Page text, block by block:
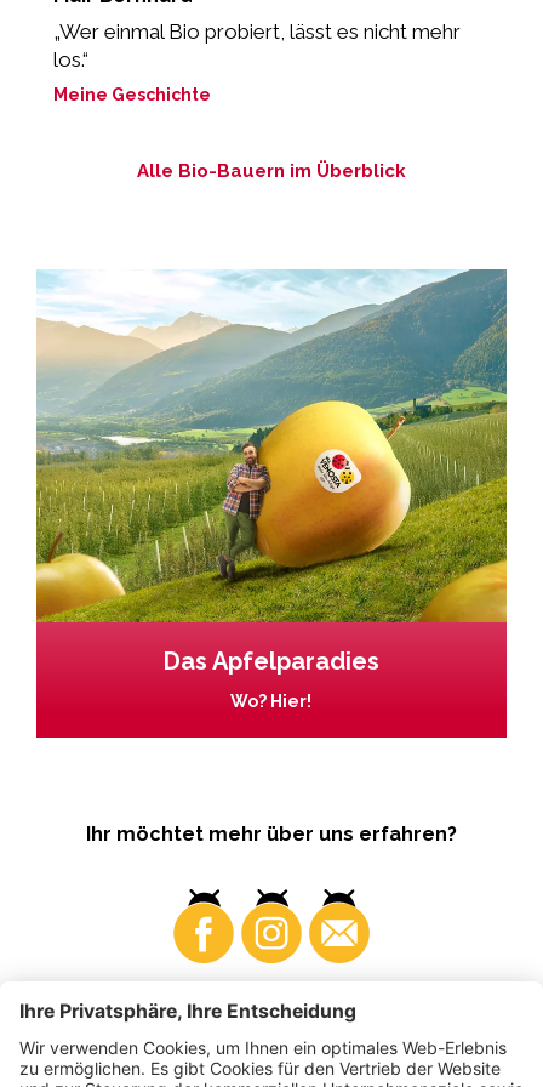
„Wer einmal Bio probiert, lässt es nicht mehr
los.“
Meine Geschichte
Alle Bio-Bauern im Überblick
Das Apfelparadies
Wo? Hier!
Ihr möchtet mehr über uns erfahren?
Business Produzenten